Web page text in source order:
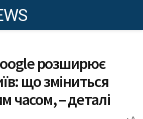
розширює
що зміниться
часом, – деталі